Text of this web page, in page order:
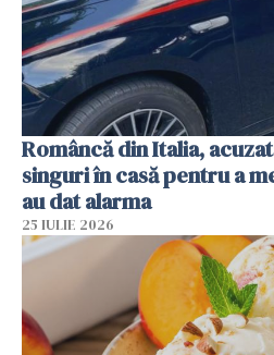
Româncă din Italia,
singuri în casă pentru a
au dat alarma
25 IULIE 2026